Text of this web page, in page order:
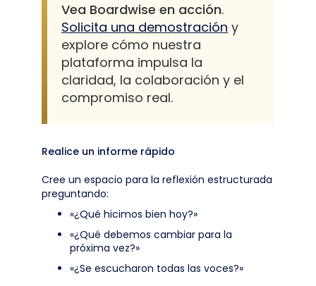
Vea Boardwise en acción.
Solicita una demostración y
explore cómo nuestra
plataforma impulsa la
claridad, la colaboración y el
compromiso real.
Realice un informe rápido
Cree un espacio para la reflexión estructurada
preguntando:
«¿Qué hicimos bien hoy?»
«¿Qué debemos cambiar para la
próxima vez?»
«¿Se escucharon todas las voces?»